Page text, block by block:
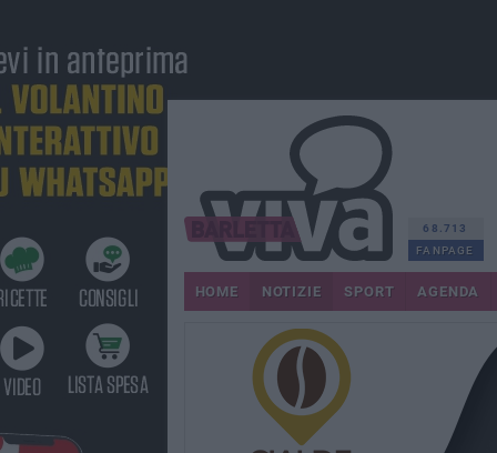
68.713
FANPAGE
HOME NOTIZIE SPORT AGENDA